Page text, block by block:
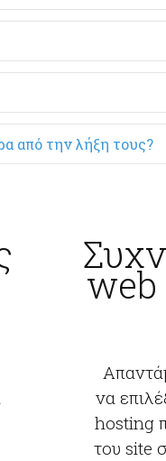
από την λήξη τους?
να
hosting
του site